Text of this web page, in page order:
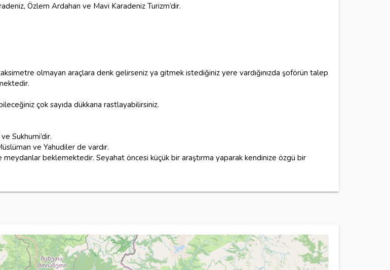
Özlem Ardahan ve Mavi Karadeniz Turizm’dir.
olmayan araçlara denk gelirseniz ya gitmek istediğiniz yere vardığınızda şoförün talep
çok sayıda dükkana rastlayabilirsiniz.
Sukhumi’dir.
ve Yahudiler de vardır.
beklemektedir. Seyahat öncesi küçük bir araştırma yaparak kendinize özgü bir